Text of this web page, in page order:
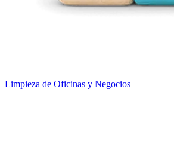
Limpieza de Oficinas y Negocios